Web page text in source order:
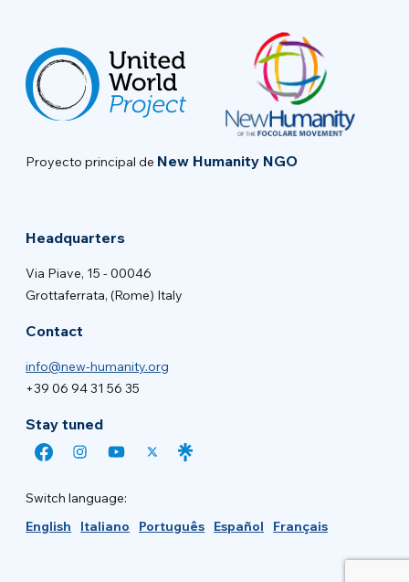
Proyecto principal de New Humanity NGO
Headquarters
Via Piave, 15 - 00046
Grottaferrata, (Rome) Italy
Contact
info@new-humanity.org
+39 06 94 31 56 35
Stay tuned
Switch language:
English
Italiano Português Español Français